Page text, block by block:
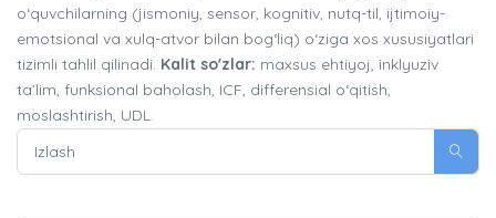
o‘quvchilarning (jismoniy, sensor, kognitiv, nutq-til, ijtimoiy-
emotsional va xulq-atvor bilan bog‘liq) o‘ziga xos xususiyatlari
tizimli tahlil qilinadi. Kalit so'zlar: maxsus ehtiyoj, inklyuziv
ta’lim, funksional baholash, ICF, differensial o‘qitish,
moslashtirish, UDL.